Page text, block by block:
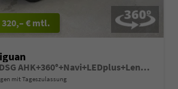
320,– € mtl.
Life 150PS eTSI DSG AHK+360°+Navi+LEDplus+Lenkradheiz+IQ.Drive+ACC+eHeck
mit Tageszulassung